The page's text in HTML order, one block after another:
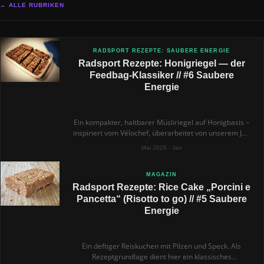
← ALLE RUBRIKEN
RADSPORT REZEPTE: SAUBERE ENERGIE
Radsport Rezepte: Honigriegel — der
Feedbag-Klassiker // #6 Saubere
Energie
Ein kompakter, haltbarer Müsliriegel auf Honigbasis –
inspiriert vom Vélochef, überarbeitet von unserem Jan
für lange Touren, kalte Wintertage oder heiße Rennen.
der CX-Küche.
Mai 2026 · Jan
MAGAZIN
Radsport Rezepte: Rice Cake „Porcini e
Pancetta“ (Risotto to go) // #5 Saubere
Energie
Ein deftiger Reiskuchen mit Pilzen und Speck. Als
Rezeptgrundlage dient hier ein klassisches